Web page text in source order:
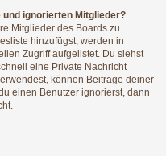
und ignorierten Mitglieder?
Mitglieder des Boards zu
hinzufügst, werden in
Zugriff aufgelistet. Du siehst
eine Private Nachricht
können Beiträge deiner
einen Benutzer ignorierst, dann